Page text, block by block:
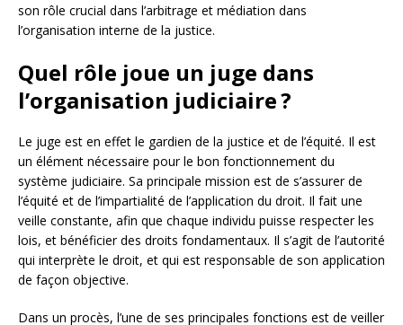
son rôle crucial dans l’arbitrage et médiation dans
l’organisation interne de la justice.
Quel rôle joue un juge dans
l’organisation judiciaire ?
Le juge est en effet le gardien de la justice et de l’équité. Il est
un élément nécessaire pour le bon fonctionnement du
système judiciaire. Sa principale mission est de s’assurer de
l’équité et de l’impartialité de l’application du droit. Il fait une
veille constante, afin que chaque individu puisse respecter les
lois, et bénéficier des droits fondamentaux. Il s’agit de l’autorité
qui interprète le droit, et qui est responsable de son application
de façon objective.
Dans un procès, l’une de ses principales fonctions est de veiller